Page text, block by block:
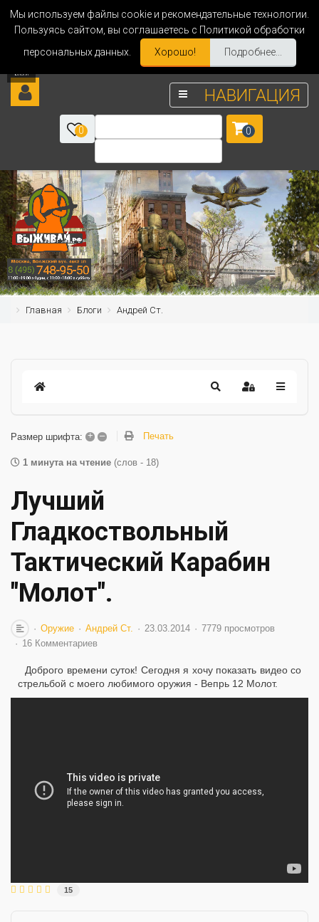
Мы используем файлы cookie и рекомендательные технологии.
Пользуясь сайтом, вы соглашаетесь с Политикой обработки
персональных данных.
Хорошо! Подробнее...
НАВИГАЦИЯ
0 0
Главная Блоги Андрей Ст.
Размер шрифта: + – Печать
1 минута на чтение (слов - 18)
Лучший
Гладкоствольный
Тактический Карабин
"Молот".
Оружие Андрей Ст. 23.03.2014
7779 просмотров
16 Комментариев
Доброго времени суток! Сегодня я хочу показать видео со
стрельбой с моего любимого оружия - Вепрь 12 Молот.
15